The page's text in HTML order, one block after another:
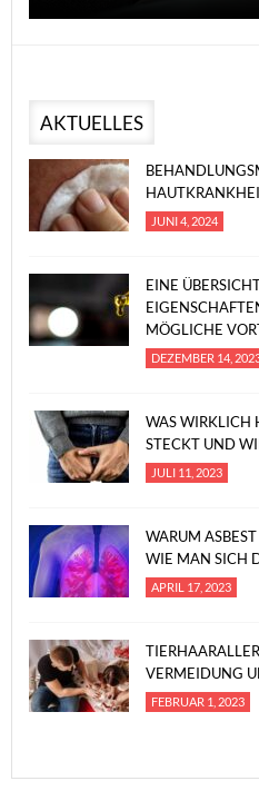
AKTUELLES
JUNI 4, 2024
EINE
MÖGLICHE
DEZEMBER 14,
WAS WIRKLICH
STECKT UND
JULI 11, 2023
WARUM
WIE MAN SICH
APRIL 17, 2023
VERMEIDUNG
FEBRUAR 1, 2023